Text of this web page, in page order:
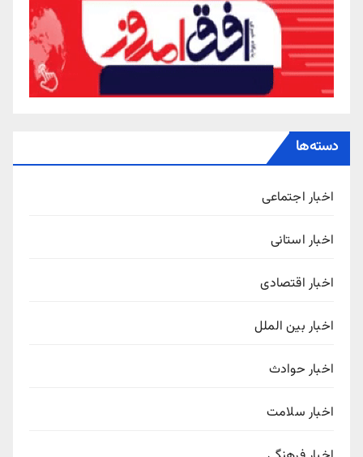
دسته‌ها
اخبار اجتماعی
اخبار استانی
اخبار اقتصادی
اخبار بین الملل
اخبار حوادث
اخبار سلامت